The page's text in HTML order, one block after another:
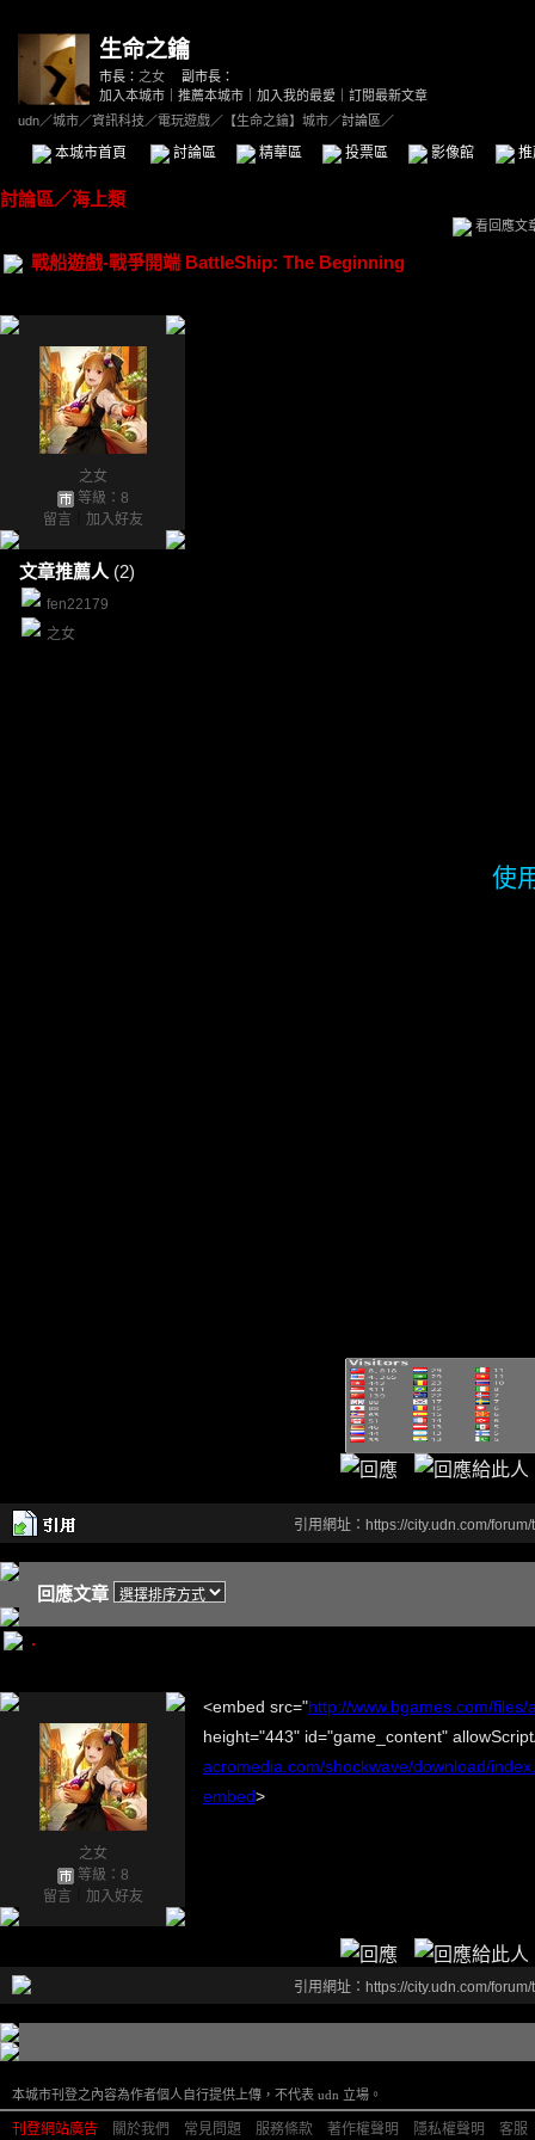
生命之鑰
市長： 之女
副市長：
加入本城市
推薦本城市 加入我的最愛
訂閱最新文章
udn／城市／資訊科技／電玩遊戲／ 【生命之鑰】城市／討論區／
本城市首頁 討論區 精華區 投票區 影像館
討論區／海上類
看回應文
戰船遊戲-戰爭開端 BattleShip: The Beginning
之女
等級：8
留言
加入好友
文章推薦人 (2)
fen22179
之女
使
引用網址：https://city.udn.com/
回應文章
.
之女
等級：8
留言
加入好友
<embed src="http://www.bgames.com/
height="443" id="game_content"
acromedia.com/shockwave/download/
embed>
引用網址：https://city.udn.com/
本城市刊登之內容為作者個人自行提供上傳，不代表 udn 立場。
刊登網站廣告 關於我們 常見問題 服務條款 著作權聲明 隱私權聲明 客服